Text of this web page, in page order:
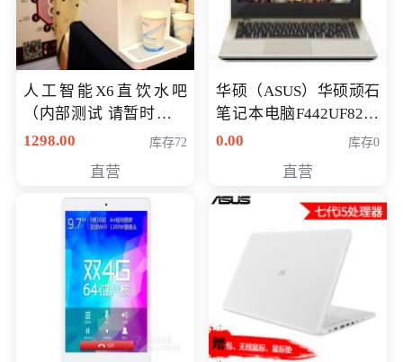
人工智能X6直饮水吧
（内部测试 请暂时不要
购买）
1298.00 库存72
直营
华硕（ASUS）华硕顽石
笔记本电脑F442UF8250
八代独显轻薄办公商务
0.00 库存0
直营